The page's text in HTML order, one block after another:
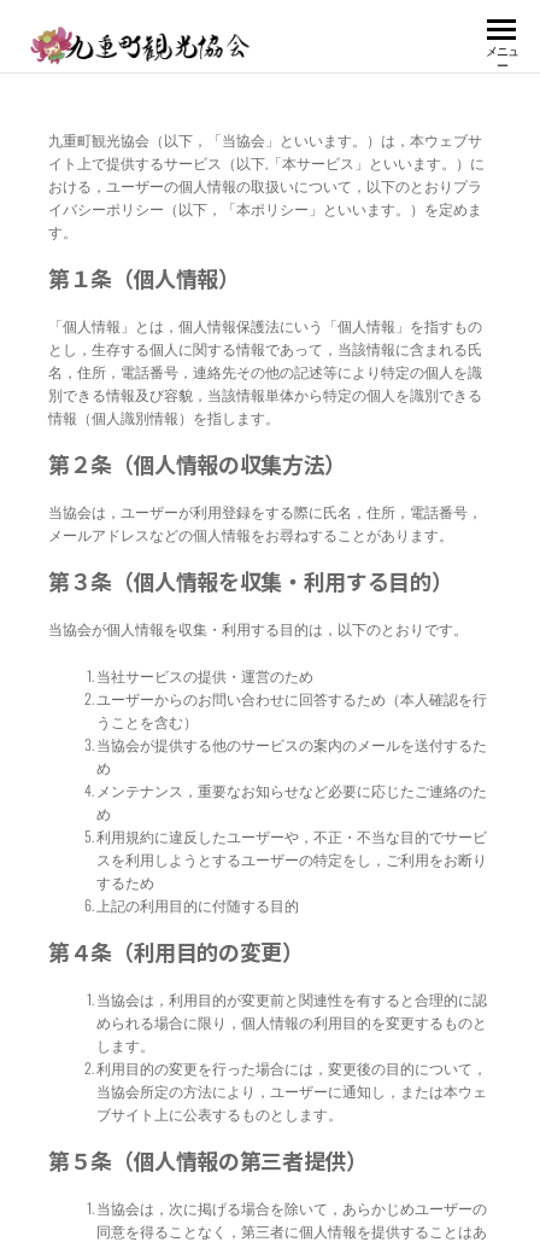
町
観
光
メニュ
ー
九重町観光協会（以下，「当協会」といいます。）は，本ウェブサ
イト上で提供するサービス（以下,「本サービス」といいます。）に
おける，ユーザーの個人情報の取扱いについて，以下のとおりプラ
イバシーポリシー（以下，「本ポリシー」といいます。）を定めま
す。
第１条（個人情報）
「個人情報」とは，個人情報保護法にいう「個人情報」を指すもの
とし，生存する個人に関する情報であって，当該情報に含まれる氏
名，住所，電話番号，連絡先その他の記述等により特定の個人を識
別できる情報及び容貌，当該情報単体から特定の個人を識別できる
情報（個人識別情報）を指します。
第２条（個人情報の収集方法）
当協会は，ユーザーが利用登録をする際に氏名，住所，電話番号，
メールアドレスなどの個人情報をお尋ねすることがあります。
第３条（個人情報を収集・利用する目的）
当協会が個人情報を収集・利用する目的は，以下のとおりです。
当社サービスの提供・運営のため
ユーザーからのお問い合わせに回答するため（本人確認を行
うことを含む）
当協会が提供する他のサービスの案内のメールを送付するた
め
メンテナンス，重要なお知らせなど必要に応じたご連絡のた
め
利用規約に違反したユーザーや，不正・不当な目的でサービ
スを利用しようとするユーザーの特定をし，ご利用をお断り
するため
上記の利用目的に付随する目的
第４条（利用目的の変更）
当協会は，利用目的が変更前と関連性を有すると合理的に認
められる場合に限り，個人情報の利用目的を変更するものと
します。
利用目的の変更を行った場合には，変更後の目的について，
当協会所定の方法により，ユーザーに通知し，または本ウェ
ブサイト上に公表するものとします。
第５条（個人情報の第三者提供）
当協会は，次に掲げる場合を除いて，あらかじめユーザーの
同意を得ることなく，第三者に個人情報を提供することはあ